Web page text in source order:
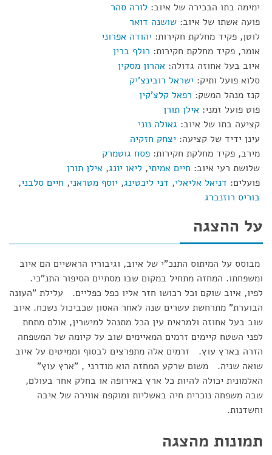
ימימה בתו הבכירה של איוב: לורה סהר
פועה אשתו של איוב: שושנה דואר
לוטן, פקיד מחלקת חקירות: יהודה אפרוני
אומר, פקיד מחלקת חקירות: רולף ברין
איוב בעל אחוזה גדולה: אהרון מסקין
סלוא פועל ותיק: ישראל רובינצ'יק
קנז מנהל המשק: רפאל קלצ'קין
פוט פועל זמני: אילן תורן
קציעה בתו של איוב: גאולה נוני
עינן ידיד של קציעה: יצחק חזקיה
מירב, פקיד מחלקת חקירות: פסח גוטמרק
שלושת רעי איוב: חיים אמיתי, ליאו יונג, אילן תורן
פועלים: דניאל אליאלי, דני ליכטינג, יוסף מטראני, חיים סלבני,
בוריס רוזנברג
על ההצגה
מבוסס על המיתוס התנכ"י של איוב, וגיבוריו הראשיים הם איוב
ומשפחתו. המחזה מתחיל במקום שבו מסתיים הסיפור התנ"כי.
לפיו, איוב שוקם וכל רכושו חזר אליו כפל כפליים. עלילת "העונה
הבוערת" מתרחשת עשרים שנה לאחר האסון שכביכול נשכח. איוב
שוב בעל אחוזה ולמראית עין הכל מתנהל למישרין, אולם מתחת
לפני השטח קיימים זרמים המאיימים שוב על קיומה של המשפחה
הזרה בארץ עוץ. זרמים אלה מתפרצים לבסוף וממיטים על איוב
שואה שניה. משום שרקע המחזה הוא מודרני , "ארץ עוץ"
האלמונית יכולה להיות כל ארץ באירופה או בחלק אחר בעולם,
שבה משפחה נוכרית חיה באשליות ומוקפת אווירה של איבה
וחשדנות.
תמונות מהצגה